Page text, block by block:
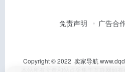
免责声明 广告合
Copyright © 2022 卖家导航